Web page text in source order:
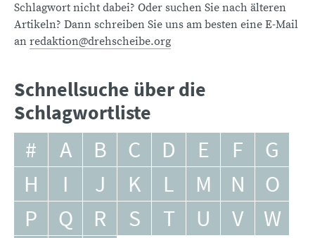
Schlagwort nicht dabei? Oder suchen Sie nach älteren
Artikeln? Dann schreiben Sie uns am besten eine E-Mail
an redaktion@drehscheibe.org
Schnellsuche über die
Schlagwortliste
# A B C D E F
G
H
I J K L M N
O
P
Q R S T U V
W